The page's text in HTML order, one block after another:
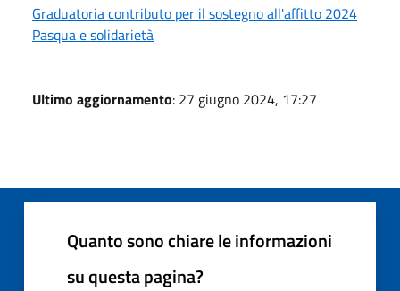
Graduatoria contributo per il sostegno all'affitto 2024
Pasqua e solidarietà
Ultimo aggiornamento: 27 giugno 2024, 17:27
Quanto sono chiare le informazioni
su questa pagina?